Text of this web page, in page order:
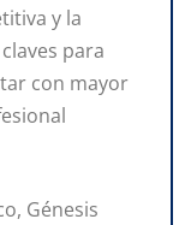
y la
para
con mayor
Génesis